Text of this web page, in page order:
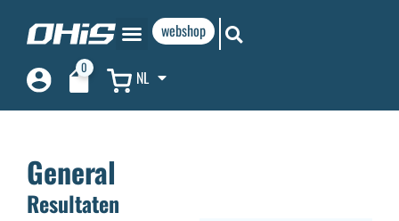
webshop
0 NL
General
Resultaten